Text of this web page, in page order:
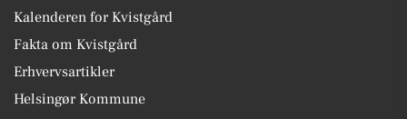
Kalenderen for Kvistgård
Fakta om Kvistgård
Erhvervsartikler
Helsingør Kommune